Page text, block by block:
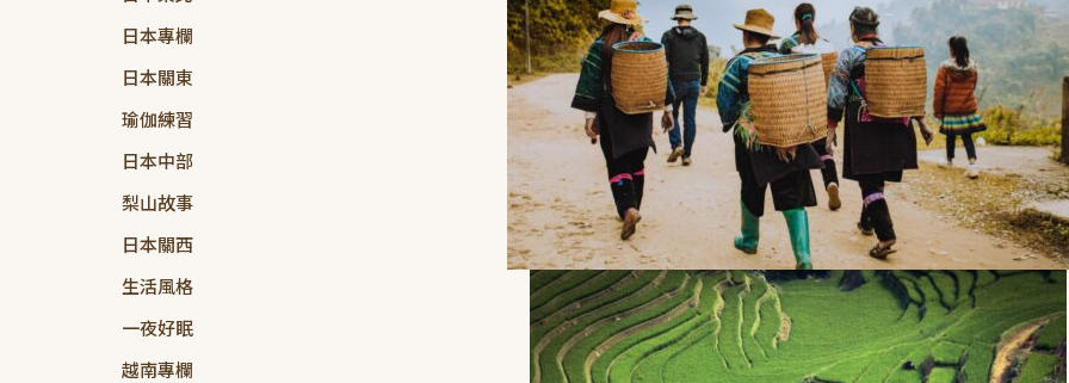
日本專欄
日本關東
瑜伽練習
日本中部
梨山故事
日本關西
生活風格
一夜好眠
越南專欄